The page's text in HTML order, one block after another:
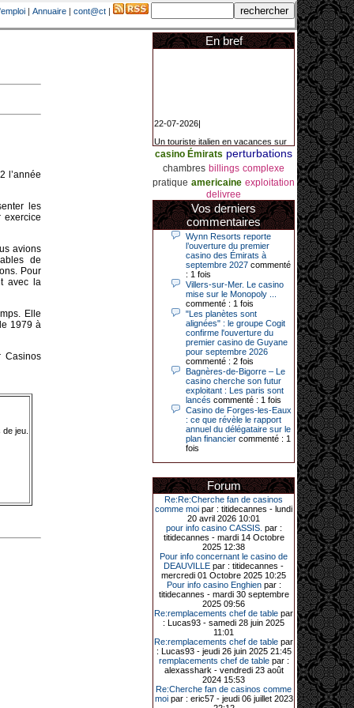
| Annuaire | cont@ct |
l’année
les
exercice
avions
de
Pour
avec la
Elle
1979 à
Casinos
jeu.
En bref
la Côte d’Azur a remporté un
jackpot exceptionnel de 84.631
euros dans la nuit de samedi à
dimanche au Casino Barrière Le
Croisette à Cannes. Il s’agit d’un
nouveau record de gains de l’année
2026 pour cet établissement.
14-04-2026|
Dimanche 12 avril 2026, cette date
restera gravée dans la mémoire de
ce joueur du casino de Saint-Quay-
Portrieux (Côtes-d’Armor).
Ce quinquagénaire, habitant Plouha
mais souhaitant garder l’anonymat,
a eu l’énorme surprise de décrocher
un jackpot record de 82 426 €.
Le plus gros gain gagné depuis plus
de 20 ans dans l’établissement.
31-03-2026|
Série de jackpots au casino JOA de
Gujan-Mestras : ce mois de mars a
été fructueux pour quelques
joueurs. D’abord avec 44 207 euros
une machine à sous pour une mise
initiale de 5,28 €. Puis quelques
jours plus tard, le vendredi 27 mars,
un joueur a décroché 12 086 euros
sur une autre machine à sous.
Enfin, troisième et dernier jackpot,
record cette fois-ci, le samedi 28
mars dernier. Quelque 111 322
euros ont été remportés sur la table
d’Ultimate Texas Hold’em Poker,
grâce à une mise de 5 euros sur la
case bonus et une quinte flush
royale. Ces gains ont été annoncés
dans un communiqué diffusé par le
casino ce lundi 30 mars en soirée.
11-01-2026|
Dimanche 11 janvier, en soirée, une
cliente retraitée de 78 ans, habitant
casino Émirats perturbations
chambres billings complexe
pratique americaine exploitation
delivree
Vos derniers
commentaires
Wynn Resorts reporte
l’ouverture du premier
casino des Émirats à
septembre 2027 commenté
: 1 fois
Villers-sur-Mer. Le casino
mise sur le Monopoly ...
commenté : 1 fois
"Les planètes sont
alignées" : le groupe Cogit
confirme l'ouverture du
premier casino de Guyane
pour septembre 2026
commenté : 2 fois
Bagnères-de-Bigorre – Le
casino cherche son futur
exploitant : Les paris sont
lancés commenté : 1 fois
Casino de Forges-les-Eaux
: ce que révèle le rapport
annuel du délégataire sur le
plan financier commenté : 1
fois
Forum
Re:Re:Cherche fan de casinos
comme moi par : titidecannes - lundi
20 avril 2026 10:01
pour info casino CASSIS. par :
titidecannes - mardi 14 Octobre
2025 12:38
Pour info concernant le casino de
DEAUVILLE par : titidecannes -
mercredi 01 Octobre 2025 10:25
Pour info casino Enghienpar :
titidecannes - mardi 30 septembre
2025 09:56
Re:remplacements chef de table par
: Lucas93 - samedi 28 juin 2025
11:01
Re:remplacements chef de table par
: Lucas93 - jeudi 26 juin 2025 21:45
remplacements chef de tablepar :
alexasshark - vendredi 23 août
2024 15:53
Re:Cherche fan de casinos comme
moipar : eric57 - jeudi 06 juillet 2023